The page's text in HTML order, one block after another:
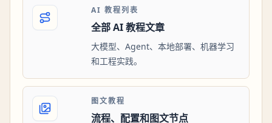
AI 教程列表
全部 AI 教程文章
大模型、Agent、本地部署、机器学习
和工程实践。
图文教程
流程、配置和图文节点